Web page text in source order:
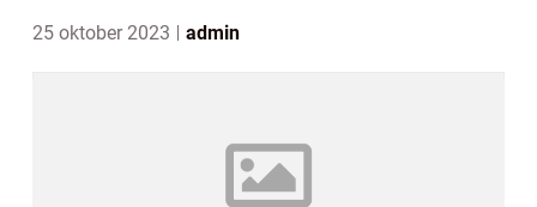
25 oktober 2023 admin